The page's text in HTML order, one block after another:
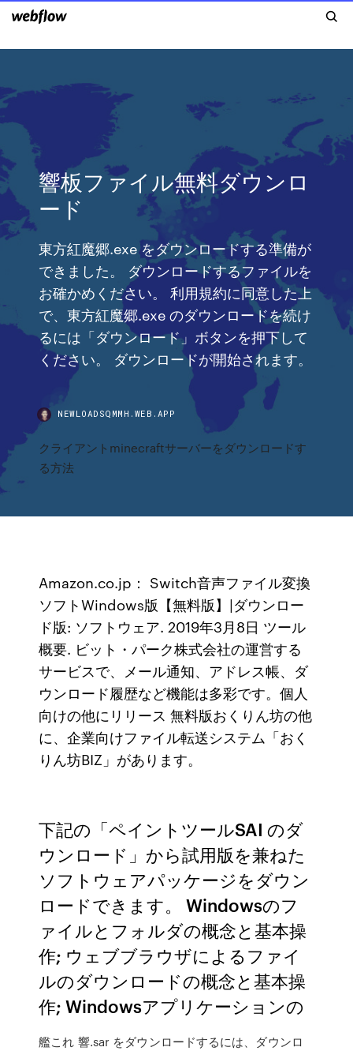
響板ファイル無料ダウンロ
ード
東方紅魔郷.exe をダウンロードする準備が
できました。 ダウンロードするファイルを
お確かめください。 利用規約に同意した上
で、東方紅魔郷.exe のダウンロードを続け
るには「ダウンロード」ボタンを押下して
ください。 ダウンロードが開始されます。
NEWLOADSQMMH.WEB.APP
クライアントminecraftサーバーをダウンロードす
る方法
Amazon.co.jp： Switch音声ファイル変換
ソフトWindows版【無料版】|ダウンロー
ド版: ソフトウェア. 2019年3月8日 ツール
概要. ビット・パーク株式会社の運営する
サービスで、メール通知、アドレス帳、ダ
ウンロード履歴など機能は多彩です。個人
向けの他にリリース 無料版おくりん坊の他
に、企業向けファイル転送システム「おく
りん坊BIZ」があります。
下記の「ペイントツールSAI のダ
ウンロード」から試用版を兼ねた
ソフトウェアパッケージをダウン
ロードできます。 Windowsのフ
ァイルとフォルダの概念と基本操
作; ウェブブラウザによるファイ
ルのダウンロードの概念と基本操
作; Windowsアプリケーションの
艦これ 響.sar をダウンロードするには、ダウンロ